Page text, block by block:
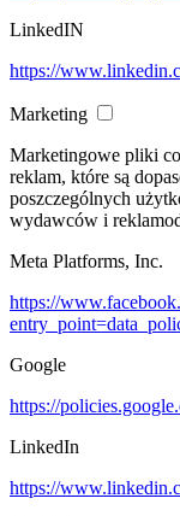
LinkedIN
https://
Marketing
Marketingowe pliki
reklam, które są
poszczególnych
wydawców i
Meta Platforms, Inc.
https://
Google
https://
LinkedIn
https://